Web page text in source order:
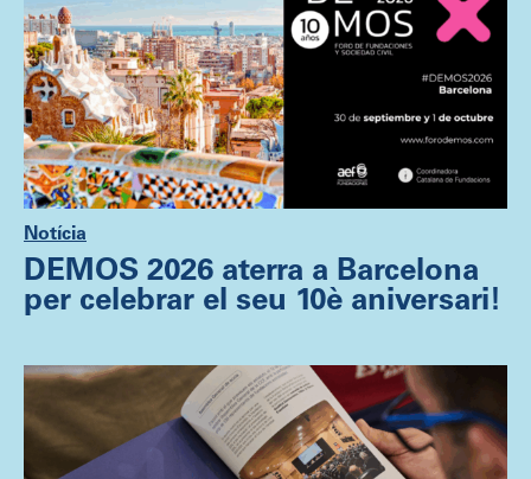
Notícia
DEMOS 2026 aterra a Barcelona
per celebrar el seu 10è aniversari!